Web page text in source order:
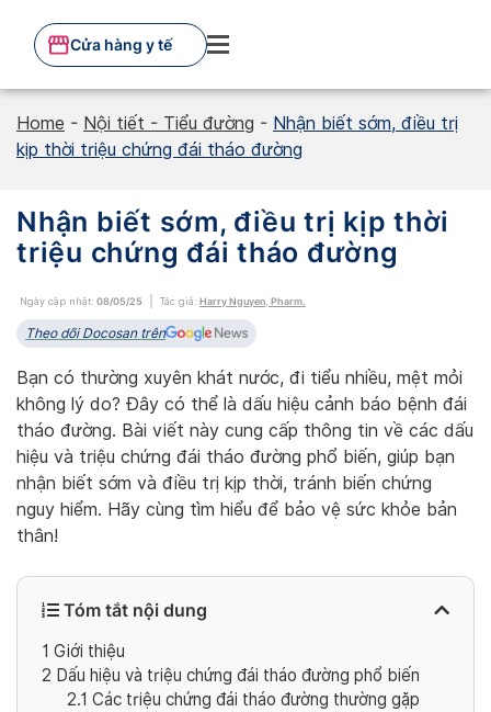
content
Cửa hàng y tế
Home - Nội tiết - Tiểu đường - Nhận biết sớm, điều trị
kịp thời triệu chứng đái tháo đường
Nhận biết sớm, điều trị kịp thời
triệu chứng đái tháo đường
Ngày cập nhật: 08/05/25 Tác giả: Harry Nguyen, Pharm.
Theo dõi Docosan trên
Bạn có thường xuyên khát nước, đi tiểu nhiều, mệt mỏi
không lý do? Đây có thể là dấu hiệu cảnh báo bệnh đái
tháo đường. Bài viết này cung cấp thông tin về các dấu
hiệu và triệu chứng đái tháo đường phổ biến, giúp bạn
nhận biết sớm và điều trị kịp thời, tránh biến chứng
nguy hiểm. Hãy cùng tìm hiểu để bảo vệ sức khỏe bản
thân!
Tóm tắt nội dung
1 Giới thiệu
2 Dấu hiệu và triệu chứng đái tháo đường phổ biến
2.1 Các triệu chứng đái tháo đường thường gặp